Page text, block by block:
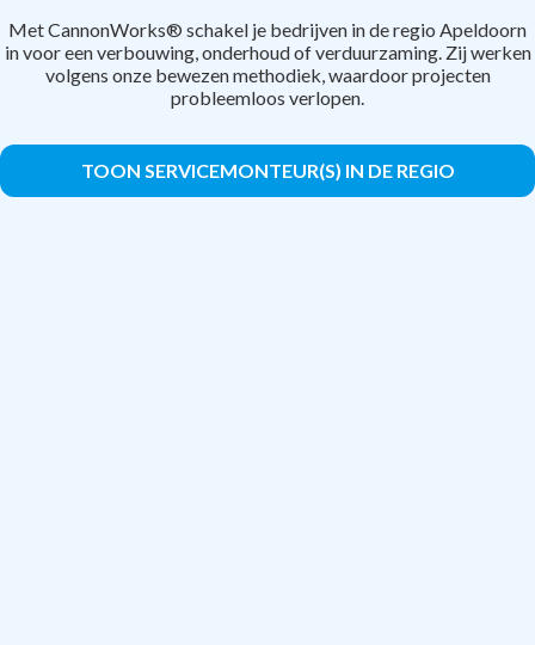
Met CannonWorks® schakel je bedrijven in de regio Apeldoorn
in voor een verbouwing, onderhoud of verduurzaming. Zij werken
volgens onze bewezen methodiek, waardoor projecten
probleemloos verlopen.
TOON SERVICEMONTEUR(S) IN DE REGIO